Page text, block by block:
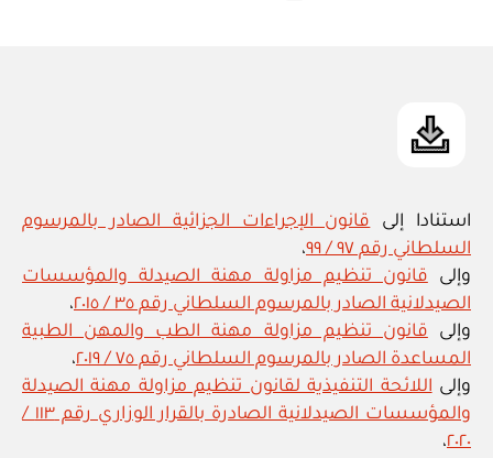
استنادا إلى قانون الإجراءات الجزائية الصادر بالمرسوم
السلطاني رقم ٩٧ / ٩٩
،
وإلى قانون تنظيم مزاولة مهنة الصيدلة والمؤسسات
الصيدلانية الصادر بالمرسوم السلطاني رقم ٣٥ / ٢٠١٥
،
وإلى قانون تنظيم مزاولة مهنة الطب والمهن الطبية
المساعدة الصادر بالمرسوم السلطاني رقم ٧٥ / ٢٠١٩
،
وإلى اللائحة التنفيذية لقانون تنظيم مزاولة مهنة الصيدلة
والمؤسسات الصيدلانية الصادرة بالقرار الوزاري رقم ١١٣ /
٢٠٢٠،